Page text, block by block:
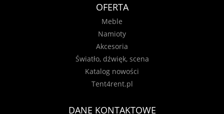
OFERTA
Meble
Namioty
Akcesoria
Światło, dźwięk, scena
Katalog nowości
Tent4rent.pl
DANE KONTAKTOWE